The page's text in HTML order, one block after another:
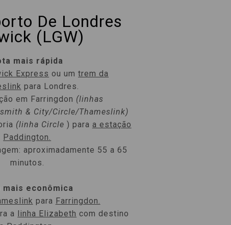
De Londres
(LGW)
mais rápida
Express ou umtrem da
para Londres.
em Farringdon (linhas
& City/Circle/Thameslink)
(linha Circle ) para a estação
Paddington.
aproximadamente 55 a 65
minutos.
mais econômica
para Farringdon.
a linha Elizabeth com destino